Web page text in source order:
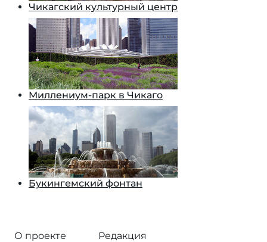
Чикагский культурный центр
Миллениум-парк в Чикаго
Букингемский фонтан
О проекте
Редакция